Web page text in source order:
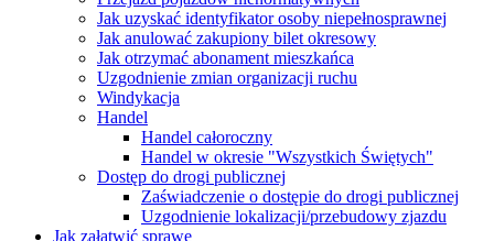
Jak uzyskać identyfikator osoby niepełnosprawnej
Jak anulować zakupiony bilet okresowy
Jak otrzymać abonament mieszkańca
Uzgodnienie zmian organizacji ruchu
Windykacja
Handel
Handel całoroczny
Handel w okresie "Wszystkich Świętych"
Dostęp do drogi publicznej
Zaświadczenie o dostępie do drogi publicznej
Uzgodnienie lokalizacji/przebudowy zjazdu
Jak załatwić sprawę